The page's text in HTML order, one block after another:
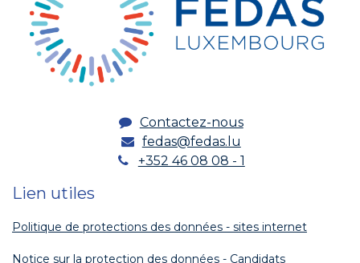
Contactez-nous
fedas@fedas.lu
+352 46 08 08 - 1
Lien utiles
Politique de protections des données - sites internet
Notice sur la protection des données - Candidats